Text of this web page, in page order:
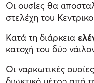
Οι ουσίες θα
στελέχη του
Κατά τη διάρκεια
κατοχή του δύο
Οι ναρκωτικές
διωκτικό μέτρο από